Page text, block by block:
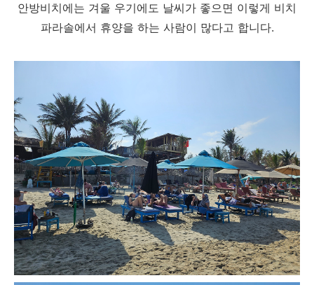
안방비치에는 겨울 우기에도 날씨가 좋으면 이렇게 비치
파라솔에서 휴양을 하는 사람이 많다고 합니다.